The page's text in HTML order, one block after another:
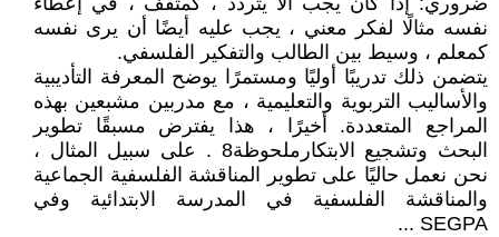
نفسه مثالًا لفكر معني ، يجب عليه أيضًا أن يرى نفسه
كمعلم ، وسيط بين الطالب والتفكير الفلسفي.
يتضمن ذلك تدريبًا أوليًا ومستمرًا يوضح المعرفة التأديبية
والأساليب التربوية والتعليمية ، مع مدربين مشبعين بهذه
المراجع المتعددة. أخيرًا ، هذا يفترض مسبقًا تطوير
البحث وتشجيع الابتكارملحوظة8 . على سبيل المثال ،
نحن نعمل حاليًا على تطوير المناقشة الفلسفية الجماعية
والمناقشة الفلسفية في المدرسة الابتدائية وفي
SEGPA ...